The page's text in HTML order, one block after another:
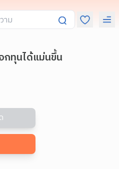
กทุนได้แม่นขึ้น